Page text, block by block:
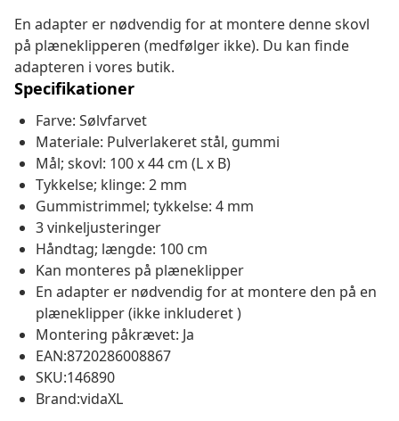
En adapter er nødvendig for at montere denne skovl
på plæneklipperen (medfølger ikke). Du kan finde
adapteren i vores butik.
Specifikationer
Farve: Sølvfarvet
Materiale: Pulverlakeret stål, gummi
Mål; skovl: 100 x 44 cm (L x B)
Tykkelse; klinge: 2 mm
Gummistrimmel; tykkelse: 4 mm
3 vinkeljusteringer
Håndtag; længde: 100 cm
Kan monteres på plæneklipper
En adapter er nødvendig for at montere den på en
plæneklipper (ikke inkluderet )
Montering påkrævet: Ja
EAN:8720286008867
SKU:146890
Brand:vidaXL